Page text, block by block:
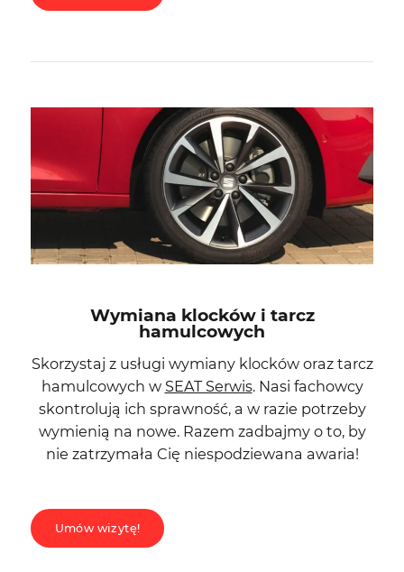
Wymiana klocków i tarcz
hamulcowych
Skorzystaj z usługi wymiany klocków oraz tarcz
hamulcowych w SEAT Serwis. Nasi fachowcy
skontrolują ich sprawność, a w razie potrzeby
wymienią na nowe. Razem zadbajmy o to, by
nie zatrzymała Cię niespodziewana awaria!
Umów wizytę!